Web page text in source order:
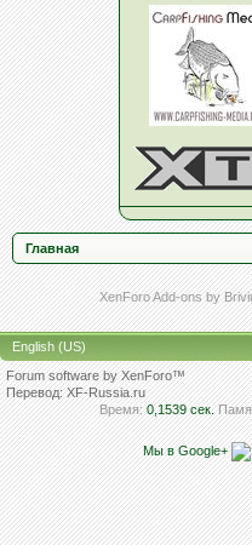
Главная
XenForo Add-ons by
English (US)
Forum software by XenForo™
Перевод:XF-Russia.ru
Время: 0,1539 сек.
Мы в Google+